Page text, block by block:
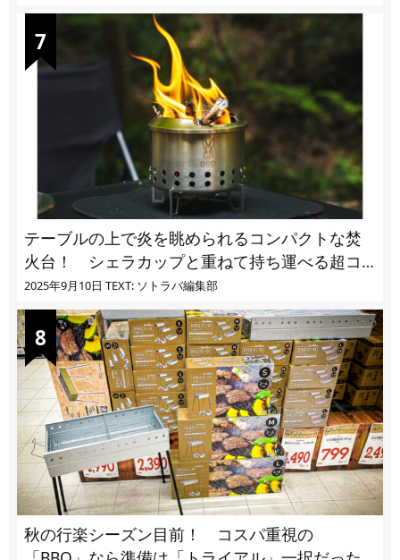
テーブルの上で炎を眺められるコンパクトな焚
火台！ シェラカップと重ねて持ち運べる超コ
ンパクト収納
2025年9月10日 TEXT: ソトラバ編集部
秋の行楽シーズン目前！ コスパ重視の